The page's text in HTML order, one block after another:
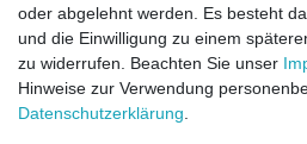
Direktkontakt per Telefon
oder abgelehnt werden. Es besteht
und die Einwilligung zu einem
zu widerrufen. Beachten Sie unser
Hinweise zur Verwendung
Daten­schutz­erklärung